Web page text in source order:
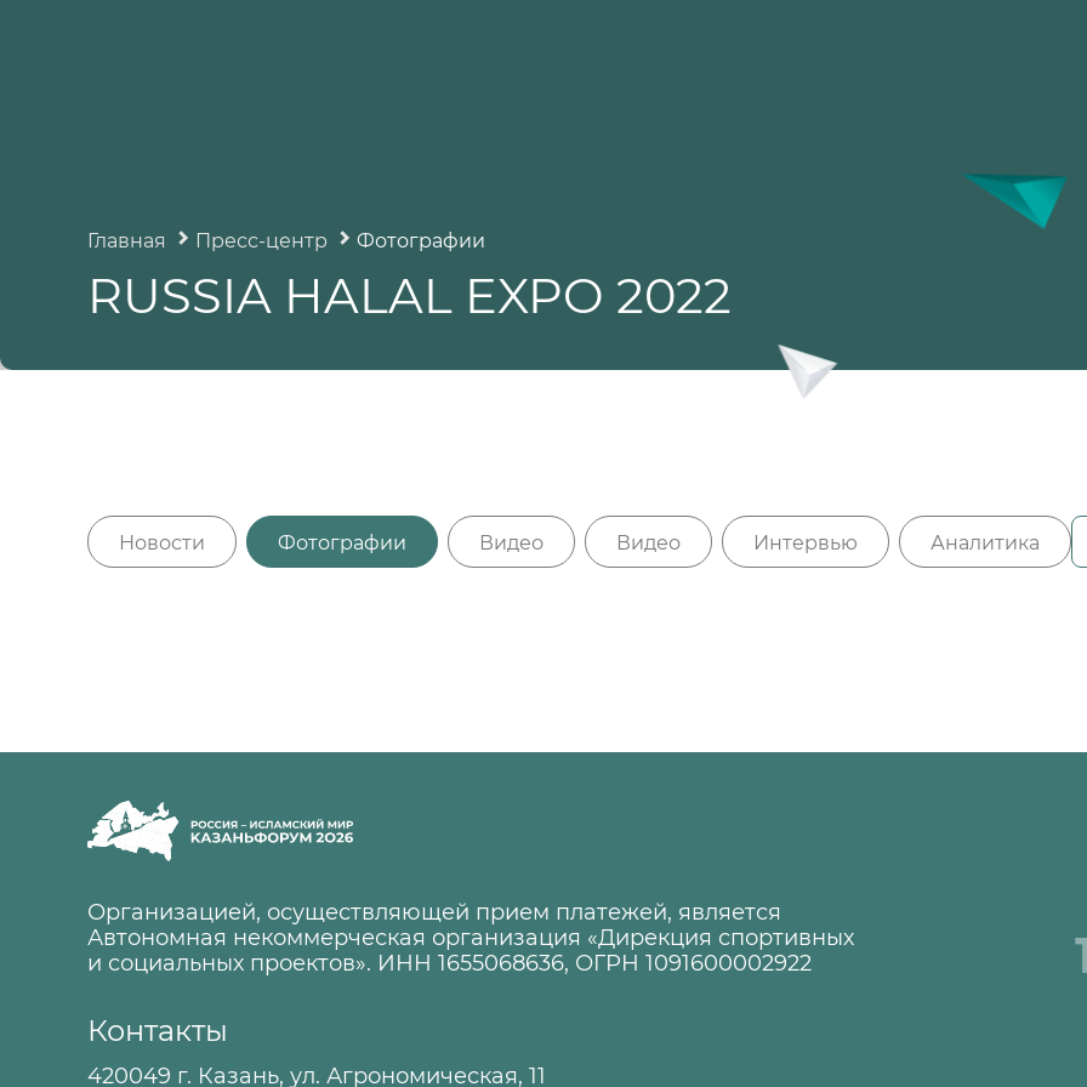
Главная Пресс-центр Фотографии
RUSSIA HALAL EXPO 2022
Новости Фотографии Видео Видео Интервью Аналитика
Организацией, осуществляющей прием платежей, является
Автономная некоммерческая организация «Дирекция спортивных
и социальных проектов». ИНН 1655068636, ОГРН 1091600002922
Контакты
420049 г. Казань, ул. Агрономическая, 11